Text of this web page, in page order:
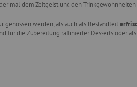
mal dem Zeitgeist und den
genossen werden, als auch als Bestandteil
für die Zubereitung raffinierter Desserts oder